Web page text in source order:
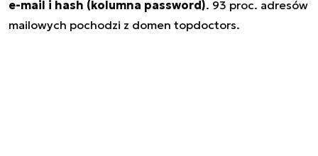
e-mail i hash (kolumna password). 93 proc. adresów
mailowych pochodzi z domen topdoctors.